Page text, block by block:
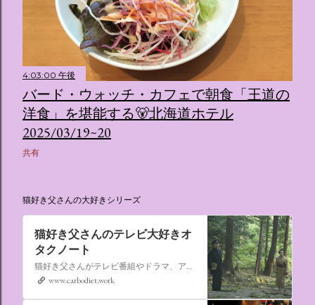
4:03:00 午後
バード・ウォッチ・カフェで朝食「王道の
洋食」を堪能する🐻北海道ホテル
2025/03/19~20
共有
猫好き父さんの大好きシリーズ
猫好き父さんのテレビ大好きオ
タクノート
猫好き父さんがテレビ番組やドラマ、アニメ、特撮ヒーロー,そしてダイエットについて書いたブログです。
www.carbodiet.work